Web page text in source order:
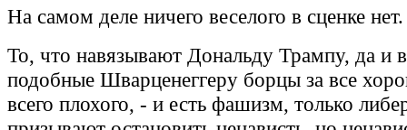
На самом деле ничего веселого в сценке нет.
То, что навязывают Дональду Трампу, да и
подобные Шварценеггеру борцы за все
всего плохого, - и есть фашизм, только